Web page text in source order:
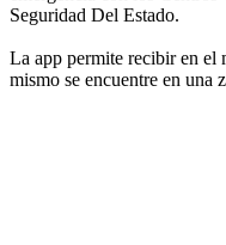
Seguridad Del Estado.
La app permite recibir en el
mismo se encuentre en una